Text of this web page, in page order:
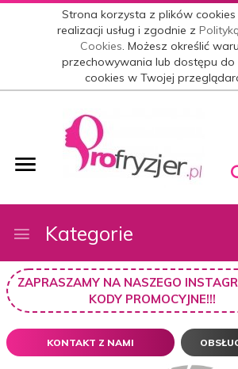
Strona korzysta z plików cookies
realizacji usług i zgodnie z
Cookies. Możesz określić
przechowywania lub dostępu do
cookies w Twojej
Kategorie
ZAPRASZAMY NA NASZEGO
KODY PROMOCYJNE!!!
KONTAKT Z NAMI